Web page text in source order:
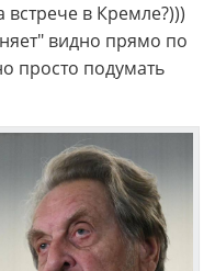
в Кремле?)))
видно прямо по
просто подумать